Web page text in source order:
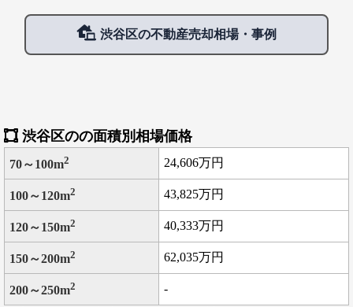
ているようです。また、自治会や町内会等のコミュニティーが利
用できる区の施設の建て替えを行い、完成後は保育園や温水プー
ルなどが整備される。
渋谷区の不動産売却相場・事例
渋谷区のの面積別相場価格
70～100m2 24,606万円
100～120m2 43,825万円
120～150m2 40,333万円
150～200m2 62,035万円
200～250m2
-